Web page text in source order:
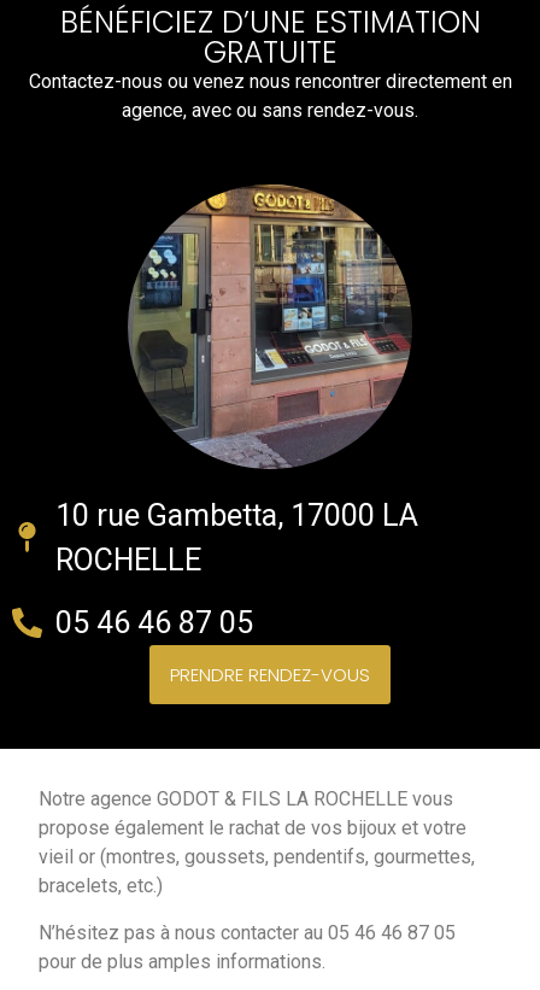
BÉNÉFICIEZ D’UNE ESTIMATION
GRATUITE
Contactez-nous ou venez nous rencontrer directement en
agence, avec ou sans rendez-vous.
10 rue Gambetta, 17000 LA
ROCHELLE
05 46 46 87 05
PRENDRE RENDEZ-VOUS
Notre agence GODOT & FILS LA ROCHELLE vous
propose également le rachat de vos bijoux et votre
vieil or (montres, goussets, pendentifs, gourmettes,
bracelets, etc.)
N’hésitez pas à nous contacter au 05 46 46 87 05
pour de plus amples informations.